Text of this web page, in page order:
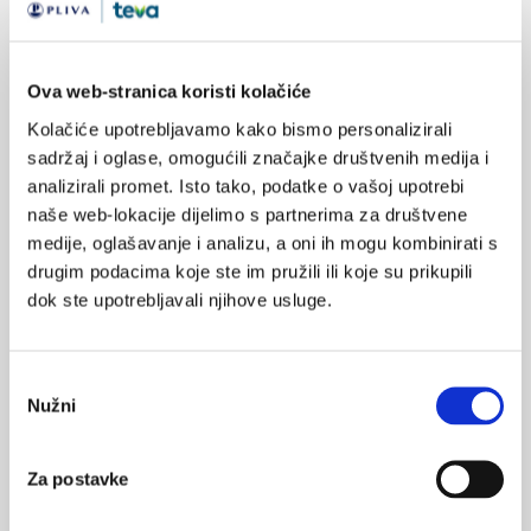
Ova web-stranica koristi kolačiće
Kolačiće upotrebljavamo kako bismo personalizirali
sadržaj i oglase, omogućili značajke društvenih medija i
analizirali promet. Isto tako, podatke o vašoj upotrebi
naše web-lokacije dijelimo s partnerima za društvene
medije, oglašavanje i analizu, a oni ih mogu kombinirati s
drugim podacima koje ste im pružili ili koje su prikupili
dok ste upotrebljavali njihove usluge.
pristanka
Nužni
Za postavke
Alkohol i COVID-19 pandemija - preporuke Svjetske zdravstvene
Izbjegavajte alkohol kako ne biste narušili vlastiti
Ostanite trijezni da biste mogli biti na oprezu i donositi
dobre odluke ne samo za sebe, već svoju obitelj i ljude u
svojoj okolini.
Ako pak konzumirate alkohol, nastojte da to budu
minimalne količine
Pobrinite se da djeca i mlađi članovi obitelji nemaju
pristup alkoholu i ne dopuštajte im eksperimentiranje s
alkoholom – budite dobar uzor djeci.